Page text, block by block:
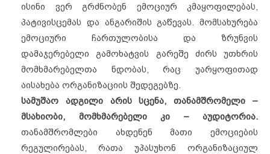
ისინი ვერ გრძნობენ ემოციურ კმაყოფილებას,
პატივისცემას და ანგარიშის გაწევას. მომსახურება
ემოციური ჩართულობისა და ზრუნვის
დამაჯერებელი გამოხატვის გარეშე ძირს უთხრის
მომხმარებელთა ნდობას, რაც უარყოფითად
აისახება ორგანიზაციის შედეგებზე.
სამუშაო ადგილი არის სცენა, თანამშრომელი –
მსახიობი, მომხმარებელი კი – აუდიტორია.
თანამშრომლები ახდენენ მათი ემოციების
რეგულირებას, რათა უპასუხონ ორგანიზაციულ